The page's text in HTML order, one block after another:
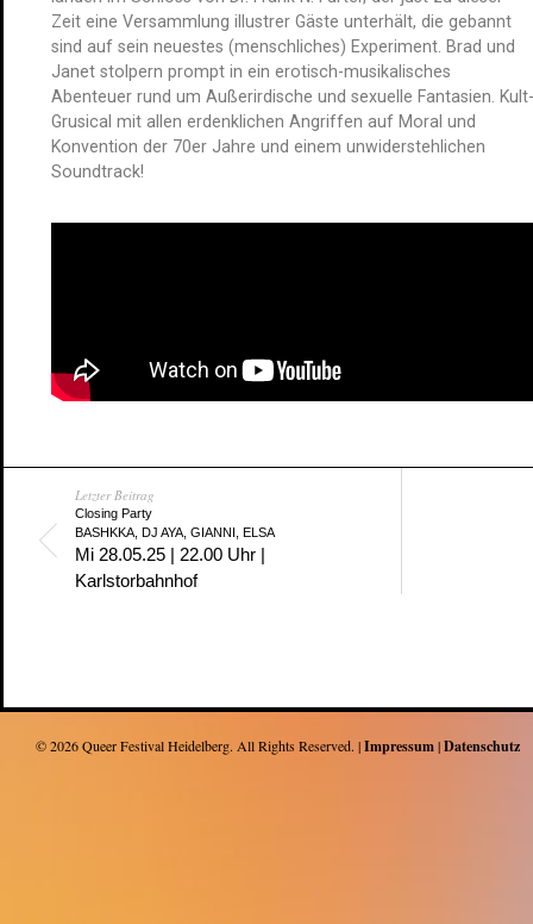
Zeit eine Versammlung illustrer Gäste unterhält, die gebannt
sind auf sein neuestes (menschliches) Experiment. Brad und
Janet stolpern prompt in ein erotisch-musikalisches
Abenteuer rund um Außerirdische und sexuelle Fantasien. Kult-
Grusical mit allen erdenklichen Angriffen auf Moral und
Konvention der 70er Jahre und einem unwiderstehlichen
Soundtrack!
Letzter Beitrag
Closing Party
BASHKKA, DJ AYA, GIANNI, ELSA
Mi 28.05.25 | 22.00 Uhr |
Karlstorbahnhof
© 2026Queer Festival Heidelberg. All Rights Reserved. |Impressum|Datenschutz